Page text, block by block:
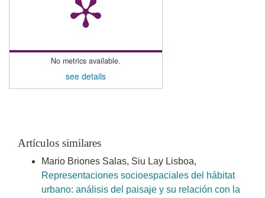
No metrics available.
see details
Artículos similares
Mario Briones Salas, Siu Lay Lisboa,
Representaciones socioespaciales del hábitat
urbano: análisis del paisaje y su relación con la